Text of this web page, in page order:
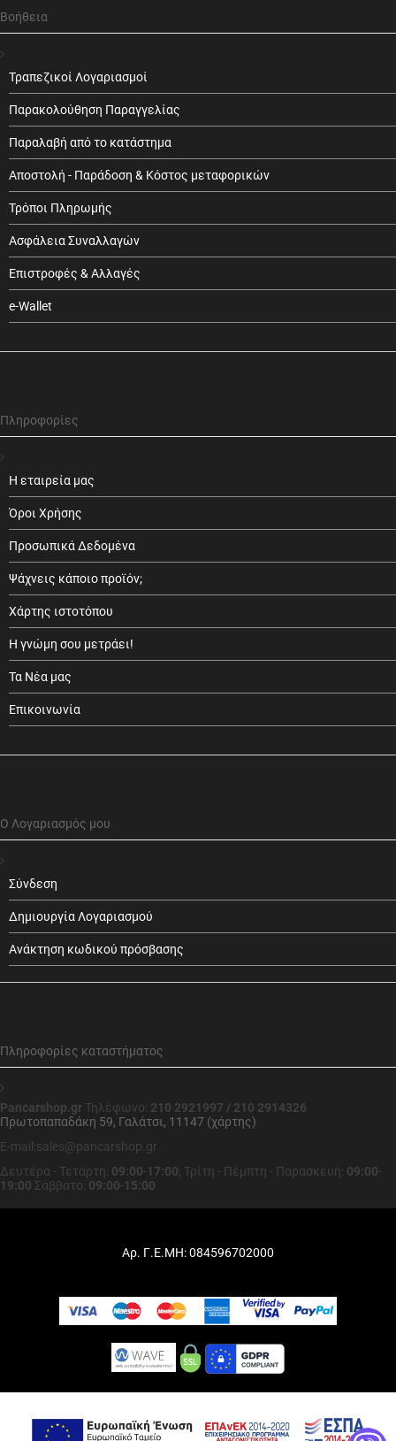
Βοήθεια
Τραπεζικοί Λογαριασμοί
Παρακολούθηση Παραγγελίας
Παραλαβή από το κατάστημα
Αποστολή - Παράδοση & Κόστος μεταφορικών
Τρόποι Πληρωμής
Ασφάλεια Συναλλαγών
Επιστροφές & Αλλαγές
e-Wallet
Πληροφορίες
Η εταιρεία μας
Όροι Χρήσης
Προσωπικά Δεδομένα
Ψάχνεις κάποιο προϊόν;
Χάρτης ιστοτόπου
Η γνώμη σου μετράει!
Τα Νέα μας
Επικοινωνία
Ο Λογαριασμός μου
Σύνδεση
Δημιουργία Λογαριασμού
Ανάκτηση κωδικού πρόσβασης
Πληροφορίες καταστήματος
Pancarshop.gr Τηλέφωνο: 210 2921997 / 210 2914326
Πρωτοπαπαδάκη 59, Γαλάτσι, 11147 (χάρτης)
E-mail:sales@pancarshop.gr
Δευτέρα - Τετάρτη: 09:00-17:00, Τρίτη - Πέμπτη - Παρασκευή: 09:00-
19:00 Σάββατο: 09:00-15:00
Αρ. Γ.Ε.ΜΗ: 084596702000